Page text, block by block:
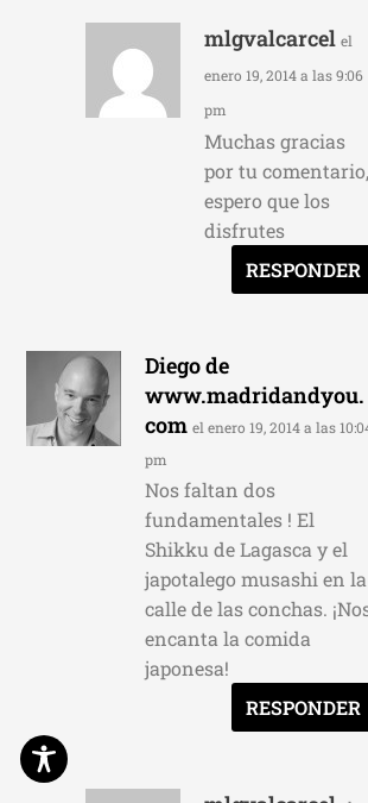
mlgvalcarcel el
enero 19, 2014 a las 9:06
pm
Muchas gracias
por tu comentario,
espero que los
disfrutes
RESPONDER
Diego de
www.madridandyou.
com el enero 19, 2014 a las
pm
Nos faltan dos
fundamentales ! El
Shikku de Lagasca y el
japotalego musashi en la
calle de las conchas.
encanta la comida
japonesa!
RESPONDER